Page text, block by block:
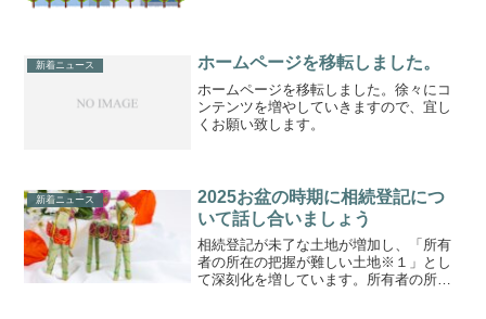
新着ニュース ホームページを移転しました。
ホームページを移転しました。徐々にコ
ンテンツを増やしていきますので、宜し
くお願い致します。
新着ニュース
2025お盆の時期に相続登記につ
いて話し合いましょう
相続登記が未了な土地が増加し、「所有
者の所在の把握が難しい土地※１」とし
て深刻化を増しています。所有者の所在